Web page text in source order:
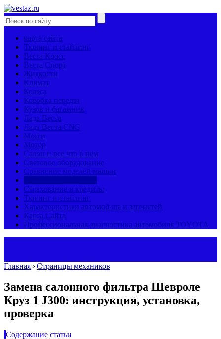
карта сайта
Тюнинг и стайлинг
Веста Кросс
Веста Спорт
Жидкости
Климат
Колеса
Коробка передач
Кузов и багажник
Лада Веста
Лада Веста CNG
Мозги
Мотор
Салон и все что в нем
Световое оборудование
Сравнение моделей машин
Страхование и кредиты
Тюнинг и стайлинг
Характеристики автомобиля и запчастей
Карта Сайта
Профессиональная диагностика автомобиля TOYOTA
Главная › Страницы механиков
Замена салонного фильтра Шевроле
Круз 1 J300: инструкция, установка,
проверка
Содержание статьи